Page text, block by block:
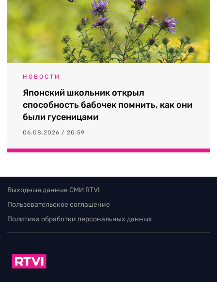
НОВОСТИ
Японский школьник открыл
способность бабочек помнить, как они
были гусеницами
06.08.2026 / 20:59
Выходные данные СМИ RTVI
Пользовательское соглашение
Политика обработки персональных данных